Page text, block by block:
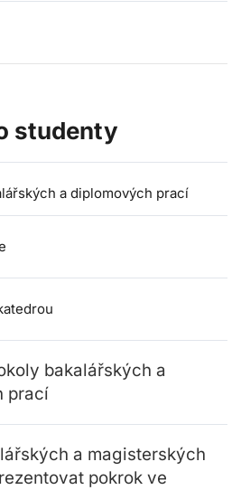
studenty
a diplomových prací
bakalářských a
prací
a magisterských
pokrok ve